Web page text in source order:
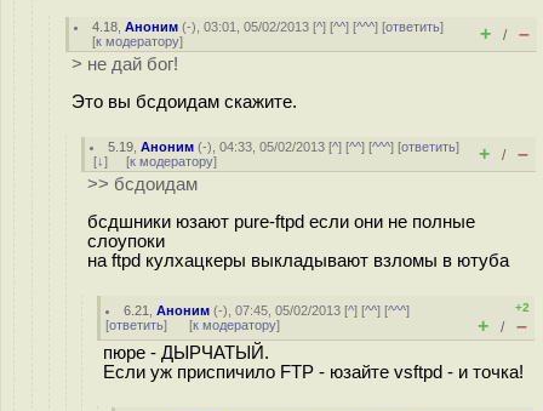
4.18 ,Аноним (-), 03:01, 05/02/2013 [^] [^^] [^^^] [ответить]
[к модератору] + / –
> не дай бог!
Это вы бсдоидам скажите.
5.19 ,Аноним (-), 04:33, 05/02/2013 [^] [^^] [^^^] [ответить]
[↓] [к модератору] + / –
>> бсдоидам
бсдшники юзают pure-ftpd если они не полные
слоупоки
на ftpd кулхацкеры выкладывают взломы в ютуба
6.21 ,Аноним (-), 07:45, 05/02/2013 [^] [^^] [^^^]
[ответить] [к модератору]
+2
+ / –
пюре - ДЫРЧАТЫЙ.
Если уж приспичило FTP - юзайте vsftpd - и точка!